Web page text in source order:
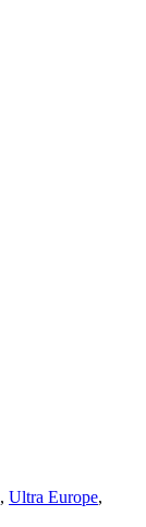
, Ultra Europe,